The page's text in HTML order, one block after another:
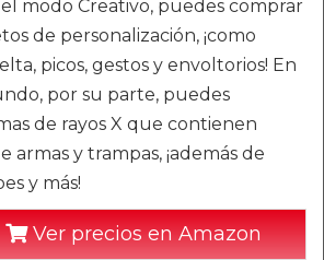
el modo Creativo, puedes comprar
de personalización, ¡como
picos, gestos y envoltorios! En
por su parte, puedes
de rayos X que contienen
armas y trampas, ¡además de
y más!
Ver precios en Amazon